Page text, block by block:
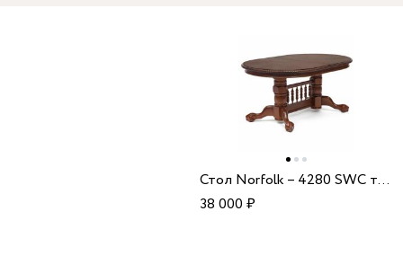
Стол Norfolk – 4280 SWC темный орех Малазия
38 000₽